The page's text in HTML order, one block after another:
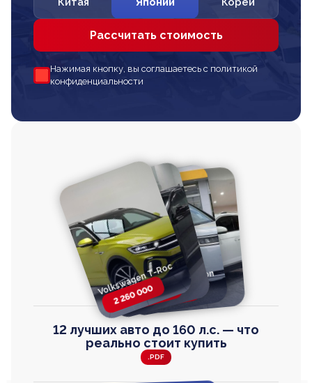
Рассчитать стоимость
Нажимая кнопку, вы соглашаетесь с политикой
конфиденциальности
Volkswagen T-Roc
2 260 000
Toyota Harrier
2 820 000
Honda Step Wagon
2 820 000
Volkswagen
TAYRON
2 670 000
12 лучших авто до 160 л.с. — что
реально стоит купить
.PDF